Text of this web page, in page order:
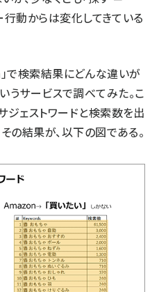
動からは変化してきている
で検索結果にどんな違いが
いうサービスで調べてみた。こ
ジェストワードと検索数を出
の結果が、以下の図である。